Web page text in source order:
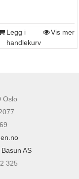
Legg i
handlekurv
Vis mer
Oslo
AS
325